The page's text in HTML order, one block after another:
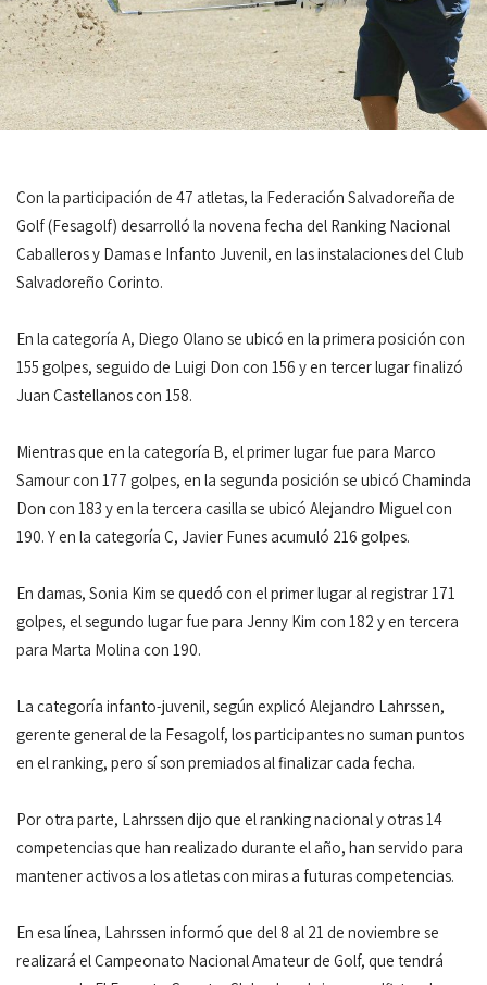
Con la participación de 47 atletas, la Federación Salvadoreña de
Golf (Fesagolf) desarrolló la novena fecha del Ranking Nacional
Caballeros y Damas e Infanto Juvenil, en las instalaciones del Club
Salvadoreño Corinto.
En la categoría A, Diego Olano se ubicó en la primera posición con
155 golpes, seguido de Luigi Don con 156 y en tercer lugar finalizó
Juan Castellanos con 158.
Mientras que en la categoría B, el primer lugar fue para Marco
Samour con 177 golpes, en la segunda posición se ubicó Chaminda
Don con 183 y en la tercera casilla se ubicó Alejandro Miguel con
190. Y en la categoría C, Javier Funes acumuló 216 golpes.
En damas, Sonia Kim se quedó con el primer lugar al registrar 171
golpes, el segundo lugar fue para Jenny Kim con 182 y en tercera
para Marta Molina con 190.
La categoría infanto-juvenil, según explicó Alejandro Lahrssen,
gerente general de la Fesagolf, los participantes no suman puntos
en el ranking, pero sí son premiados al finalizar cada fecha.
Por otra parte, Lahrssen dijo que el ranking nacional y otras 14
competencias que han realizado durante el año, han servido para
mantener activos a los atletas con miras a futuras competencias.
En esa línea, Lahrssen informó que del 8 al 21 de noviembre se
realizará el Campeonato Nacional Amateur de Golf, que tendrá